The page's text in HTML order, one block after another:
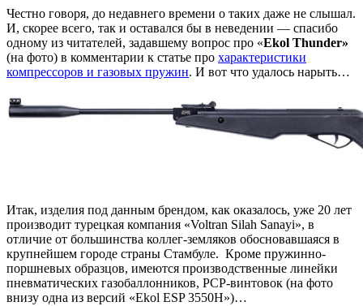
Честно говоря, до недавнего времени о таких даже не слышал.
И, скорее всего, так и оставался бы в неведении — спасибо
одному из читателей, задавшему вопрос про «Ekol Thunder»
(на фото) в комментарии к статье про характеристики
компрессоров и газовых пружин. И вот что удалось нарыть…
Итак, изделия под данным брендом, как оказалось, уже 20 лет
производит турецкая компания «Voltran Silah Sanayi», в
отличие от большинства коллег-земляков обосновавшаяся в
крупнейшем городе страны Стамбуле. Кроме пружинно-
поршневых образцов, имеются производственные линейки
пневматических газобаллонников, PCP-винтовок (на фото
внизу одна из версий «Ekol ESP 3550H»)…